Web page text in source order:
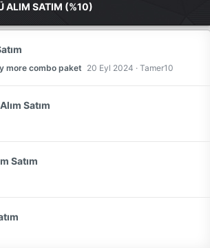
ALIM SATIM (%10)
more combo paket 20 Eyl 2024 Tamer10
Satım
Satım